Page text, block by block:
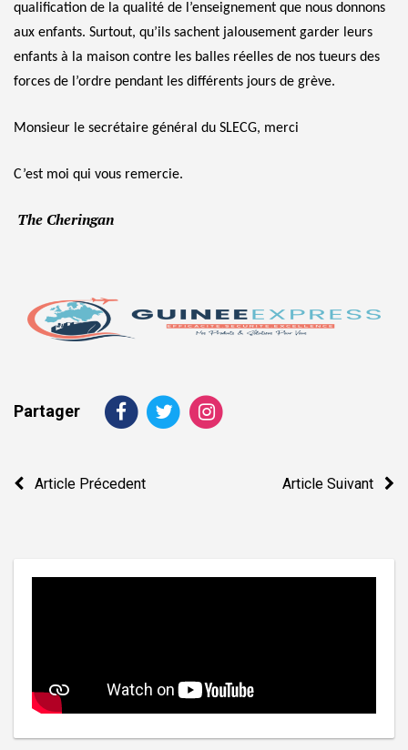
qualification de la qualité de l’enseignement que nous donnons
aux enfants. Surtout, qu’ils sachent jalousement garder leurs
enfants à la maison contre les balles réelles de nos tueurs des
forces de l’ordre pendant les différents jours de grève.
Monsieur le secrétaire général du SLECG, merci
C’est moi qui vous remercie.
The Cheringan
Partager
Navigation
Article Précedent Article Suivant